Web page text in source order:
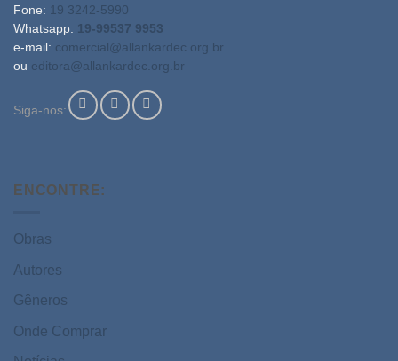
Fone: 19 3242-5990
Whatsapp: 19-99537 9953
e-mail: comercial@allankardec.org.br
ou editora@allankardec.org.br
Siga-nos:
ENCONTRE:
Obras
Autores
Gêneros
Onde Comprar